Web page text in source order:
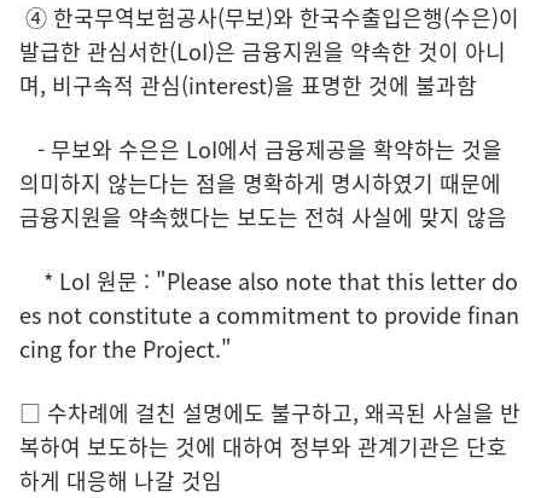
④ 한국무역보험공사(무보)와 한국수출입은행(수은)이
발급한 관심서한(LoI)은 금융지원을 약속한 것이 아니
며, 비구속적 관심(interest)을 표명한 것에 불과함
- 무보와 수은은 LoI에서 금융제공을 확약하는 것을
의미하지 않는다는 점을 명확하게 명시하였기 때문에
금융지원을 약속했다는 보도는 전혀 사실에 맞지 않음
* LoI 원문 : "Please also note that this letter do
es not constitute a commitment to provide finan
cing for the Project."
□ 수차례에 걸친 설명에도 불구하고, 왜곡된 사실을 반
복하여 보도하는 것에 대하여 정부와 관계기관은 단호
하게 대응해 나갈 것임